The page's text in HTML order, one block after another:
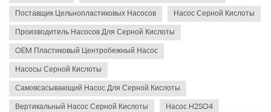
Поставщик Цельнопластиковых Насосов Насос Серной Кислоты
Производитель Насосов Для Серной Кислоты
OEM Пластиковый Центробежный Насос
Насосы Серной Кислоты
Самовсасывающий Насос Для Серной Кислоты
Вертикальный Насос Серной Кислоты Насос H2SO4